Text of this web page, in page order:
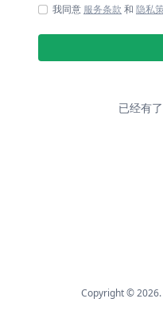
我同意 服务条款 和 隐私
已经有
Copyright ©